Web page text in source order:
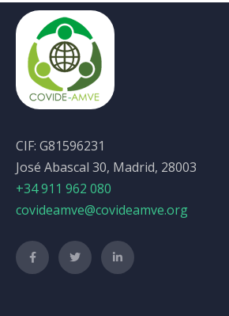
CIF: G81596231
José Abascal 30, Madrid, 28003
+34 911 962 080
covideamve@covideamve.org